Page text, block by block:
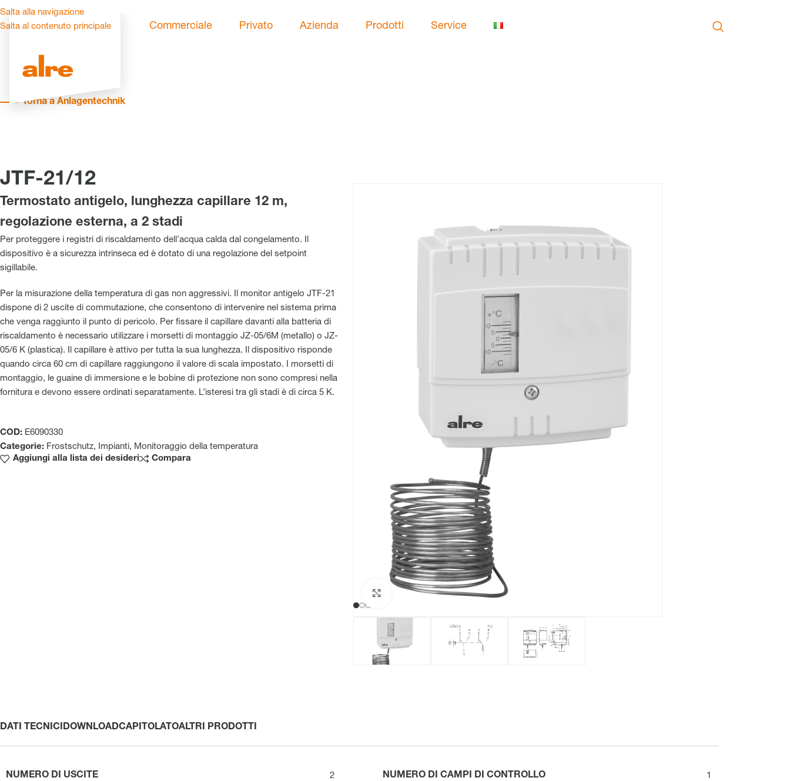
Salta alla navigazione
Salta al contenuto principale
Commerciale Privato Azienda Prodotti
Morsettiera per il collettore
Service
Torna a Anlagentechnik
JTF-21/12
Termostato antigelo, lunghezza capillare 12 m,
regolazione esterna, a 2 stadi
Per proteggere i registri di riscaldamento dell’acqua calda dal congelamento. Il
dispositivo è a sicurezza intrinseca ed è dotato di una regolazione del setpoint
sigillabile.
Per la misurazione della temperatura di gas non aggressivi. Il monitor antigelo JTF-21
dispone di 2 uscite di commutazione, che consentono di intervenire nel sistema prima
che venga raggiunto il punto di pericolo. Per fissare il capillare davanti alla batteria di
riscaldamento è necessario utilizzare i morsetti di montaggio JZ-05/6M (metallo) o JZ-
05/6 K (plastica). Il capillare è attivo per tutta la sua lunghezza. Il dispositivo risponde
quando circa 60 cm di capillare raggiungono il valore di scala impostato. I morsetti di
montaggio, le guaine di immersione e le bobine di protezione non sono compresi nella
fornitura e devono essere ordinati separatamente. L’isteresi tra gli stadi è di circa 5 K.
COD: E6090330
Categorie: Frostschutz, Impianti, Monitoraggio della temperatura
Aggiungi alla lista dei desideri
Compara
Clicca per ingrandire
DATI TECNICIDOWNLOADCAPITOLATOALTRI PRODOTTI
NUMERO DI USCITE 2 NUMERO DI CAMPI DI CONTROLLO 1